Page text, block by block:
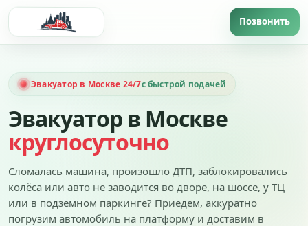
Эвакуатор в Москве 24/7с быстрой подачей
Эвакуатор в Москве
круглосуточно
Сломалась машина, произошло ДТП, заблокировались
колёса или авто не заводится во дворе, на шоссе, у ТЦ
или в подземном паркинге? Приедем, аккуратно
погрузим автомобиль на платформу и доставим в